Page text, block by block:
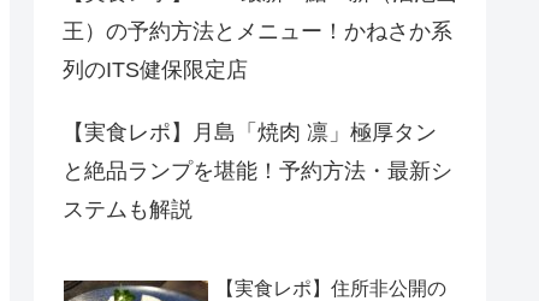
王）の予約方法とメニュー！かねさか系
列のITS健保限定店
【実食レポ】月島「焼肉 凛」極厚タン
と絶品ランプを堪能！予約方法・最新シ
ステムも解説
【実食レポ】住所非公開の